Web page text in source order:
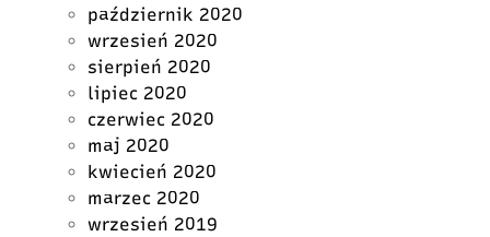
październik 2020
wrzesień 2020
sierpień 2020
lipiec 2020
czerwiec 2020
maj 2020
kwiecień 2020
marzec 2020
wrzesień 2019